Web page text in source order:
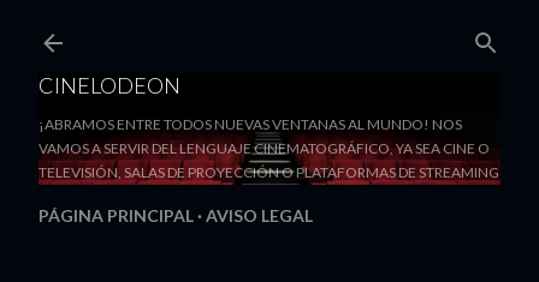
CINELODEON
¡ABRAMOS ENTRE TODOS NUEVAS VENTANAS AL MUNDO! NOS
VAMOS A SERVIR DEL LENGUAJE CINEMATOGRÁFICO, YA SEA CINE O
TELEVISIÓN, SALAS DE PROYECCIÓN O PLATAFORMAS DE STREAMING
PÁGINA PRINCIPAL AVISO LEGAL